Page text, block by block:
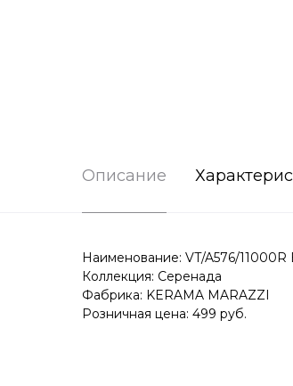
Описание
Наименование: VT/A576/
Коллекция: Серенада
Фабрика: KERAMA MARAZZI
Розничная цена: 499 руб.